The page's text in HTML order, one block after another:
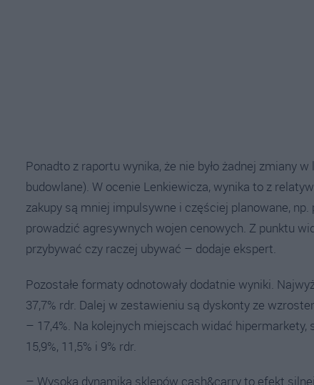
Ponadto z raportu wynika, że nie było żadnej zmiany
budowlane). W ocenie Lenkiewicza, wynika to z
zakupy są mniej impulsywne i częściej planowane,
prowadzić agresywnych wojen cenowych. Z punktu
przybywać czy raczej ubywać – dodaje ekspert.
Pozostałe formaty odnotowały dodatnie wyniki.
37,7% rdr. Dalej w zestawieniu są dyskonty ze
– 17,4%. Na kolejnych miejscach widać
15,9%, 11,5% i 9% rdr.
– Wysoka dynamika sklepów cash&carry to efekt